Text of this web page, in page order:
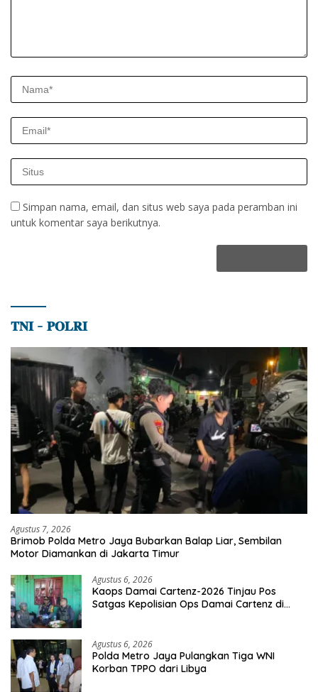
Simpan nama, email, dan situs web saya pada peramban ini
untuk komentar saya berikutnya.
𝐓𝐍𝐈 – 𝐏𝐎𝐋𝐑𝐈
Agustus 7, 2026
Brimob Polda Metro Jaya Bubarkan Balap Liar, Sembilan
Motor Diamankan di Jakarta Timur
Agustus 6, 2026
Kaops Damai Cartenz-2026 Tinjau Pos
Satgas Kepolisian Ops Damai Cartenz di
Agustus 6, 2026
Polda Metro Jaya Pulangkan Tiga WNI
Korban TPPO dari Libya